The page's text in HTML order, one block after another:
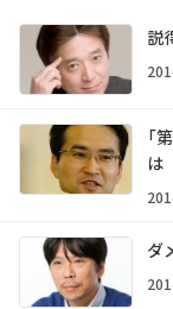
説
「
は
ダ